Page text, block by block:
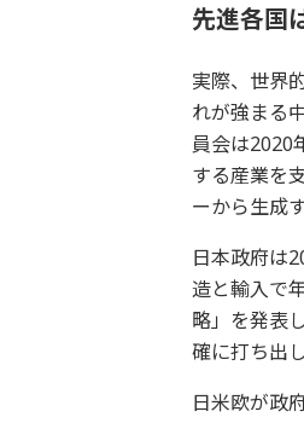
先進各国
実際、世界
れが強まる
員会は2020
する産業を
ーから生成
日本政府は
造と輸入で
略」を発表
確に打ち出
日米欧が政